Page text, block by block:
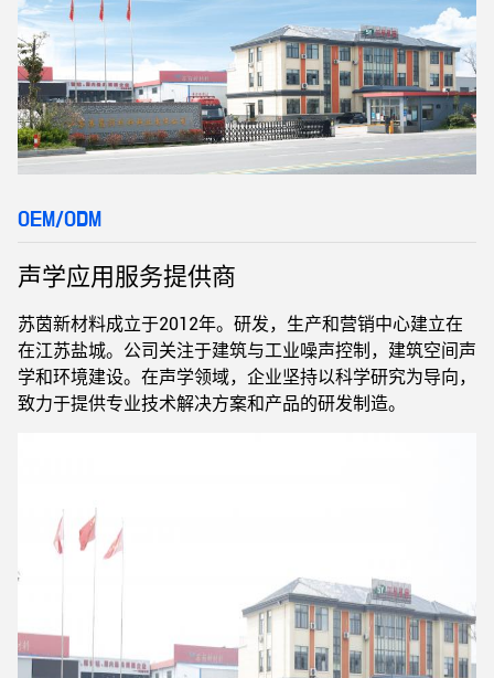
OEM/ODM
声学应用服务提供商
苏茵新材料成立于2012年。研发，生产和营销中心建立在
在江苏盐城。公司关注于建筑与工业噪声控制，建筑空间声
学和环境建设。在声学领域，企业坚持以科学研究为导向，
致力于提供专业技术解决方案和产品的研发制造。